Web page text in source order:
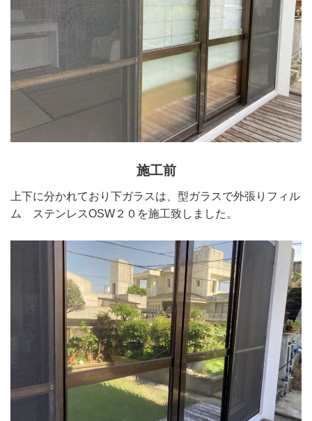
施工前
上下に分かれており下ガラスは、型ガラスで外張りフィル
ム ステンレスOSW２０を施工致しました。